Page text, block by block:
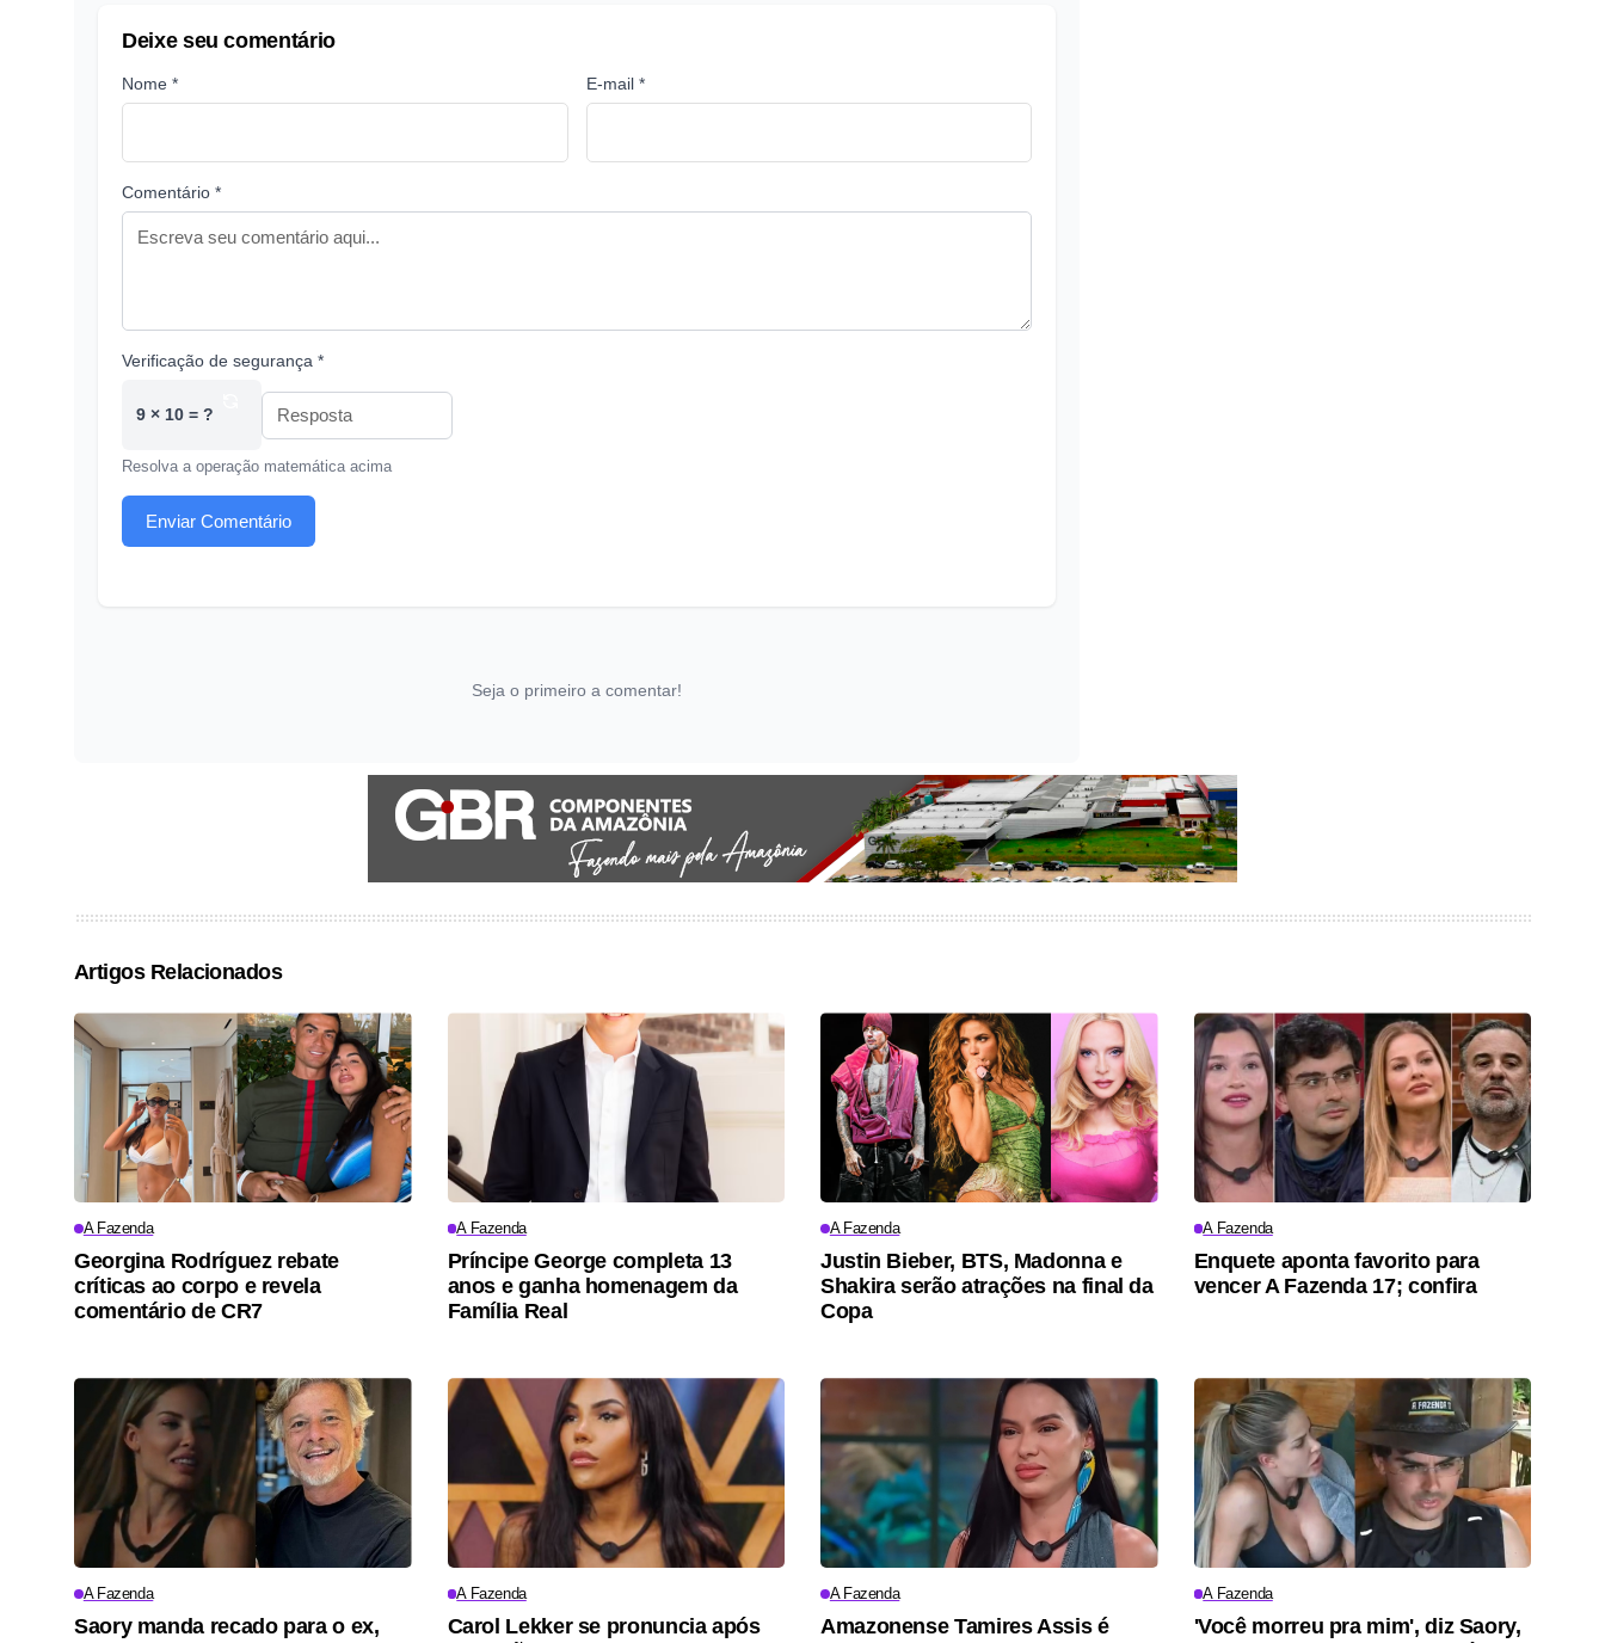
Deixe seu comentário
Nome * E-mail *
Comentário *
Verificação de segurança *
9 × 10 = ?
Resolva a operação matemática acima
Enviar Comentário
Seja o primeiro a comentar!
Artigos Relacionados
A Fazenda
Georgina Rodríguez rebate
críticas ao corpo e revela
comentário de CR7
A Fazenda
Príncipe George completa 13
anos e ganha homenagem da
Família Real
A Fazenda
Justin Bieber, BTS, Madonna e
Shakira serão atrações na final da
Copa
A Fazenda
Enquete aponta favorito para
vencer A Fazenda 17; confira
A Fazenda
Saory manda recado para o ex,
A Fazenda
Carol Lekker se pronuncia após
A Fazenda
Amazonense Tamires Assis é
A Fazenda
'Você morreu pra mim', diz Saory,